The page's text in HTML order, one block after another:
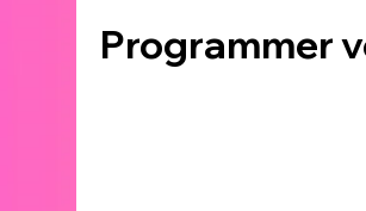
Programmer